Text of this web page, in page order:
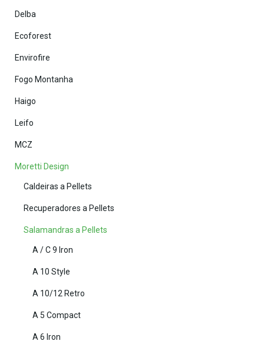
Delba
Ecoforest
Envirofire
Fogo Montanha
Haigo
Leifo
MCZ
Moretti Design
Caldeiras a Pellets
Recuperadores a Pellets
Salamandras a Pellets
A / C 9 Iron
A 10 Style
A 10/12 Retro
A 5 Compact
A 6 Iron